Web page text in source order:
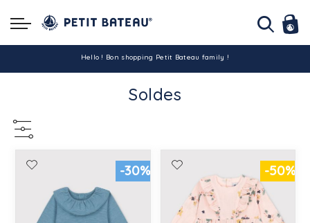
Hello ! Bon shopping Petit Bateau family !
Soldes
-30% -50%